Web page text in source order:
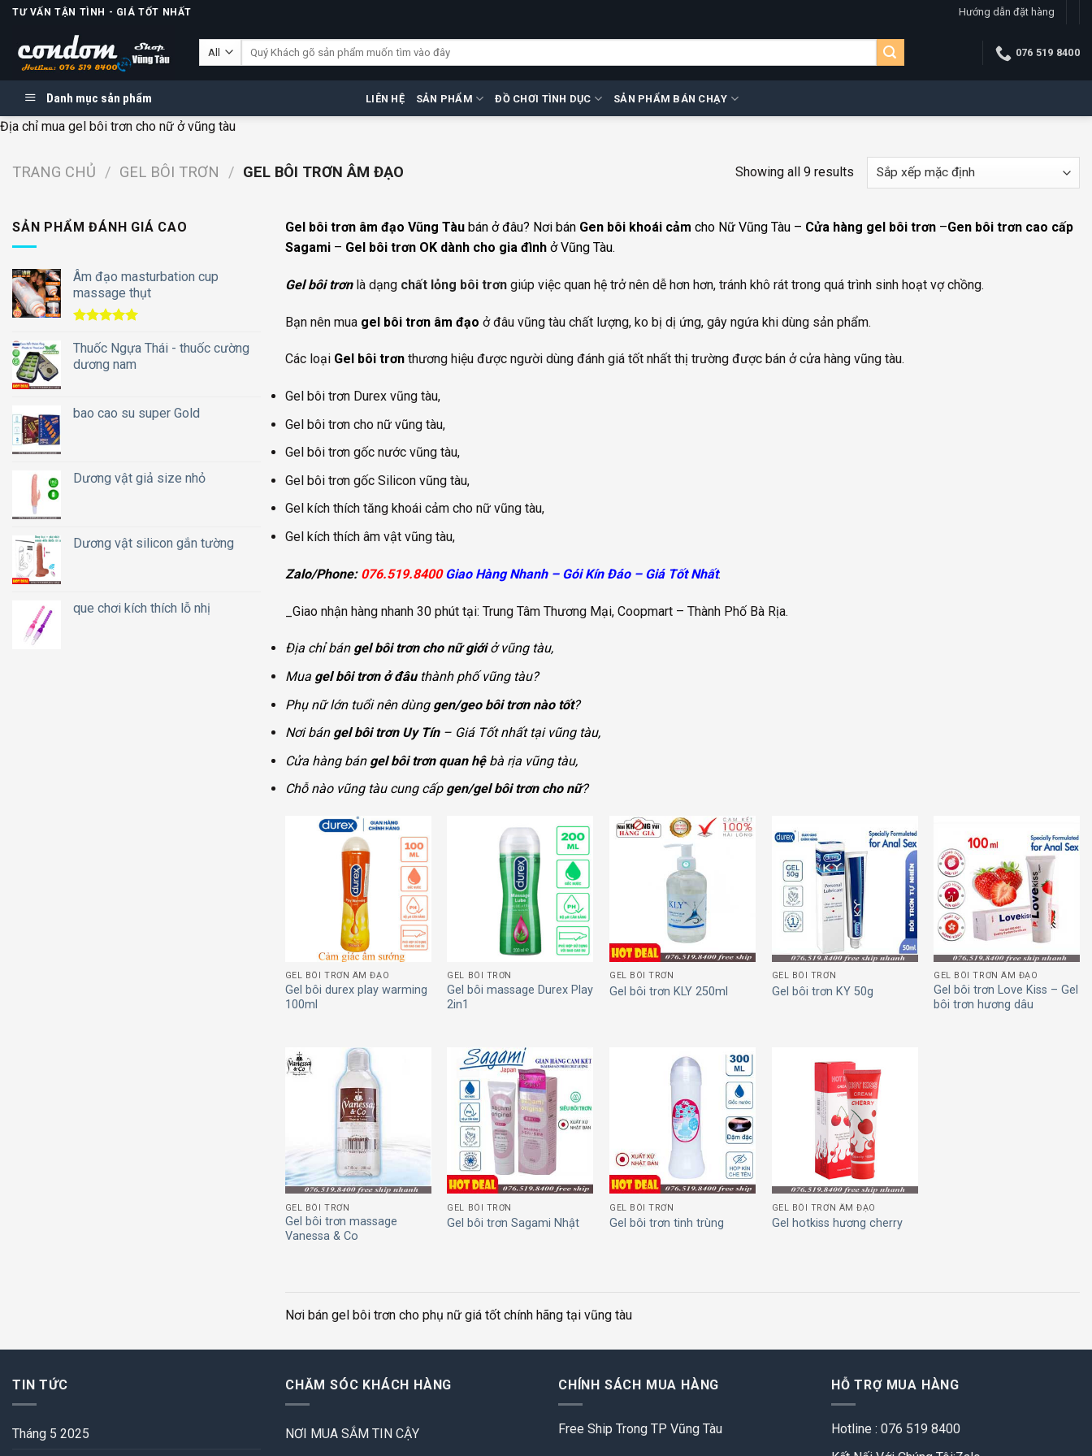
Skip
content
TƯ VẤN TẬN TÌNH - GIÁ TỐT NHẤT Hướng dẫn đặt hàng
kiếm:
076 519 8400
Danh mục sản phẩm LIÊN HỆ SẢN PHẨM ĐỒ CHƠI TÌNH DỤC SẢN PHẨM BÁN CHẠY
Địa chỉ mua gel bôi trơn cho nữ ở vũng tàu
TRANG CHỦ / GEL BÔI TRƠN / GEL BÔI TRƠN ÂM ĐẠO Showing all 9 results
SẢN PHẨM ĐÁNH GIÁ CAO
Âm đạo masturbation cup
massage thụt
hạng5.00
5 sao
Thuốc Ngựa Thái - thuốc cường
dương nam
bao cao su super Gold
Dương vật giả size nhỏ
Dương vật silicon gắn tường
que chơi kích thích lỗ nhị
Gel bôi trơn âm đạo Vũng Tàu bán ở đâu? Nơi bán Gen bôi khoái cảm cho Nữ Vũng Tàu – Cửa hàng gel bôi trơn –Gen bôi trơn cao cấp
Sagami – Gel bôi trơn OK dành cho gia đình ở Vũng Tàu.
Gel bôi trơnlà dạng chất lỏng bôi trơn giúp việc quan hệ trở nên dễ hơn hơn, tránh khô rát trong quá trình sinh hoạt vợ chồng.
Bạn nên mua gel bôi trơn âm đạo ở đâu vũng tàu chất lượng, ko bị dị ứng, gây ngứa khi dùng sản phẩm.
Các loại Gel bôi trơn thương hiệu được người dùng đánh giá tốt nhất thị trường được bán ở cửa hàng vũng tàu.
Gel bôi trơn Durex vũng tàu,
Gel bôi trơn cho nữ vũng tàu,
Gel bôi trơn gốc nước vũng tàu,
Gel bôi trơn gốc Silicon vũng tàu,
Gel kích thích tăng khoái cảm cho nữ vũng tàu,
Gel kích thích âm vật vũng tàu,
Zalo/Phone: 076.519.8400Giao Hàng Nhanh – Gói Kín Đáo – Giá Tốt Nhất.
_Giao nhận hàng nhanh 30 phút tại: Trung Tâm Thương Mại, Coopmart – Thành Phố Bà Rịa.
Địa chỉ bán gel bôi trơn cho nữ giớiở vũng tàu,
Mua gel bôi trơn ở đâuthành phố vũng tàu?
Phụ nữ lớn tuổi nên dùng gen/geo bôi trơn nào tốt?
Nơi bán gel bôi trơn Uy Tín– Giá Tốt nhất tại vũng tàu,
Cửa hàng bán gel bôi trơn quan hệbà rịa vũng tàu,
Chỗ nào vũng tàu cung cấp gen/gel bôi trơn cho nữ?
Add to
wishlist
GEL BÔI TRƠN ÂM ĐẠO
Gel bôi durex play warming
100ml
Add to
wishlist
GEL BÔI TRƠN
Gel bôi massage Durex Play
2in1
GEL BÔI TRƠN
Gel bôi trơn KLY 250ml
GEL BÔI TRƠN
Gel bôi trơn KY 50g
Add to
wishlist
GEL BÔI TRƠN ÂM ĐẠO
Gel bôi trơn Love Kiss – Gel
bôi trơn hương dâu
GEL BÔI TRƠN
Gel bôi trơn massage
Vanessa & Co
Add to
wishlist
GEL BÔI TRƠN
Gel bôi trơn Sagami Nhật
Add to
wishlist
GEL BÔI TRƠN
Gel bôi trơn tinh trùng
Add to
wishlist
GEL BÔI TRƠN ÂM ĐẠO
Gel hotkiss hương cherry
Nơi bán gel bôi trơn cho phụ nữ giá tốt chính hãng tại vũng tàu
TIN TỨC
Tháng 5 2025
CHĂM SÓC KHÁCH HÀNG
NƠI MUA SẮM TIN CẬY
CHÍNH SÁCH MUA HÀNG
Free Ship Trong TP Vũng Tàu
HỖ TRỢ MUA HÀNG
Hotline : 076 519 8400